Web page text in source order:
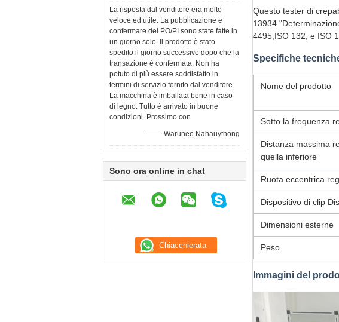
La risposta dal venditore era molto
veloce ed utile. La pubblicazione e
confermare del PO/PI sono state fatte in
un giorno solo. Il prodotto è stato
spedito il giorno successivo dopo che la
transazione è confermata. Non ha
potuto di più essere soddisfatto in
termini di servizio fornito dal venditore.
La macchina è imballata bene in caso
di legno. Tutto è arrivato in buone
condizioni. Prossimo con
—— Warunee Nahauythong
Sono ora online in chat
Questo tester di
13934
4495,ISO 132, e ISO
Specifiche
Nome del prodotto
Sotto la frequenza
Distanza massima
quella inferiore
Ruota eccentrica
Dispositivo di clip
Dimensioni esterne
Peso
Immagini del